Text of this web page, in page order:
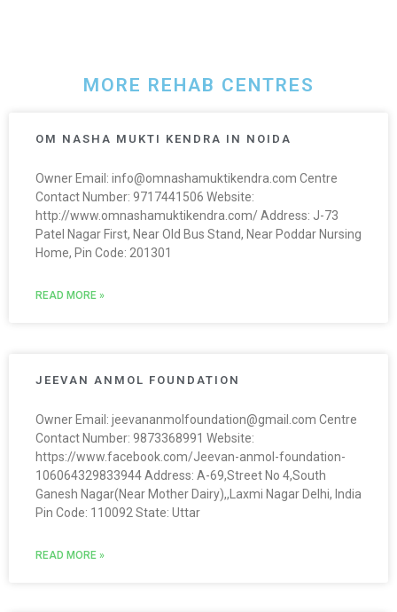
MORE REHAB CENTRES
OM NASHA MUKTI KENDRA IN NOIDA
Owner Email: info@omnashamuktikendra.com Centre
Contact Number: 9717441506 Website:
http://www.omnashamuktikendra.com/ Address: J-73
Patel Nagar First, Near Old Bus Stand, Near Poddar Nursing
Home, Pin Code: 201301
READ MORE »
JEEVAN ANMOL FOUNDATION
Owner Email: jeevananmolfoundation@gmail.com Centre
Contact Number: 9873368991 Website:
https://www.facebook.com/Jeevan-anmol-foundation-
106064329833944 Address: A-69,Street No 4,South
Ganesh Nagar(Near Mother Dairy),,Laxmi Nagar Delhi, India
Pin Code: 110092 State: Uttar
READ MORE »